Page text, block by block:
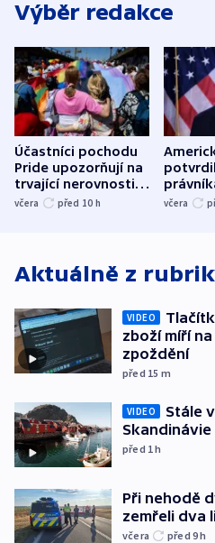
Výběr redakce
Účastníci pochodu
Pride upozorňují na
trvající nerovnosti i
společenskou
včera před 10 h včera
Aktuálně z
VIDEO
zboží míří
zpoždění
před 15 m
VIDEO
Stále
Skandinávie
před 1h
Při nehodě
zemřeli dva
včera před 9h